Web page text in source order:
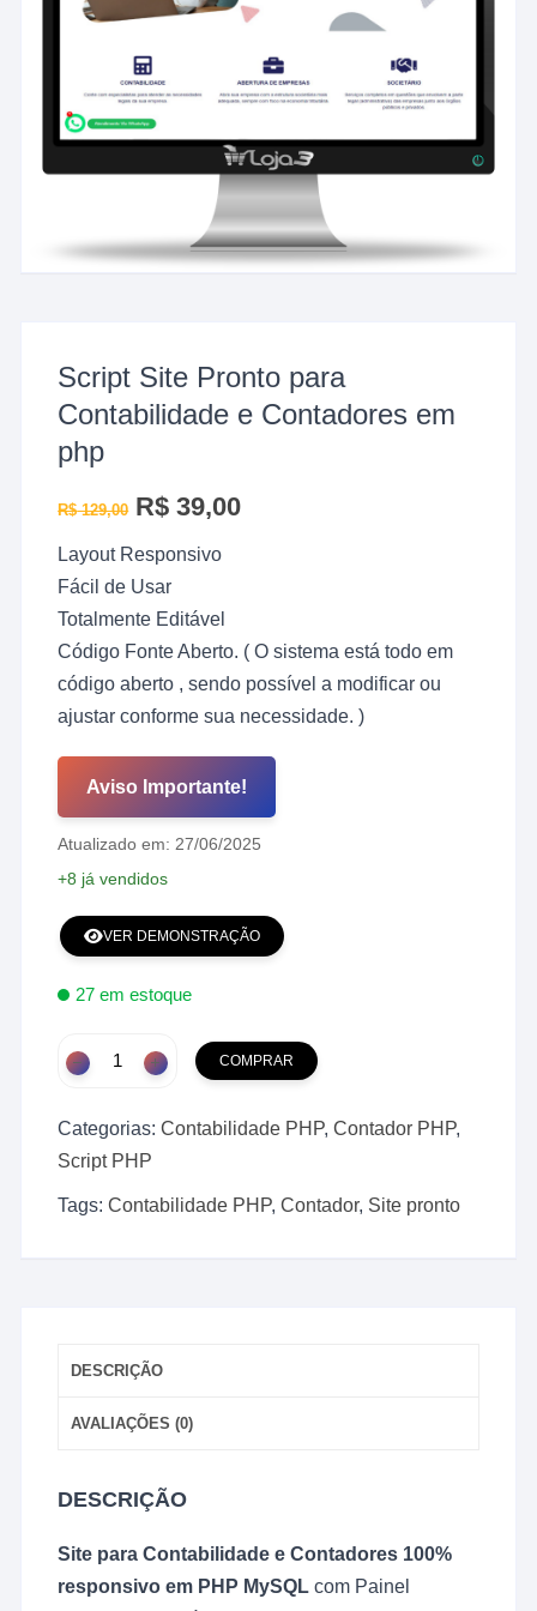
Script Site Pronto para
Contabilidade e Contadores em
php
R$129,00 O
preço
era:
R$ 39,00O
Layout Responsivo
Fácil de Usar
Totalmente Editável
Código Fonte Aberto. ( O sistema está todo em
código aberto , sendo possível a modificar ou
ajustar conforme sua necessidade. )
Aviso Importante!
Atualizado em: 27/06/2025
+8 já vendidos
VER DEMONSTRAÇÃO
27 em estoque
Site
para
Contabilidade
Contadores
COMPRAR
Categorias:Contabilidade PHP,Contador PHP,
Script PHP
Tags:Contabilidade PHP,Contador, Site pronto
DESCRIÇÃO
AVALIAÇÕES (0)
DESCRIÇÃO
Site para Contabilidade e Contadores 100%
responsivo em PHP MySQL com Painel